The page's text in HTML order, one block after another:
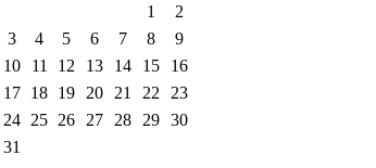
1
2
3
4 5 6 7 8
9
10
11 12 13 14 15
16
17 18 19 20 21 22
23
24 25 26 27 28 29
30
31